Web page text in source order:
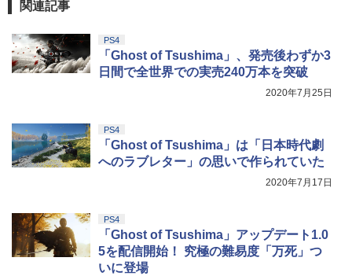
関連記事
PS4
「Ghost of Tsushima」、発売後わずか3
日間で全世界での実売240万本を突破
2020年7月25日
PS4
「Ghost of Tsushima」は「日本時代劇
へのラブレター」の思いで作られていた
2020年7月17日
PS4
「Ghost of Tsushima」アップデート1.0
5を配信開始！ 究極の難易度「万死」つ
いに登場